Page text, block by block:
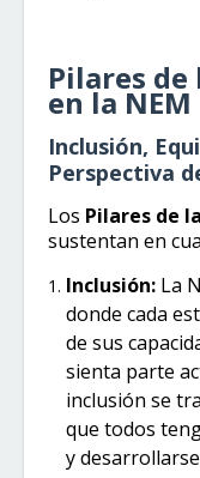
Pilares de
en la NEM
Inclusión,
Perspectiva
Los Pilares de
sustentan en
Inclusión: La
donde cada
de sus
sienta parte
inclusión se
que todos
y